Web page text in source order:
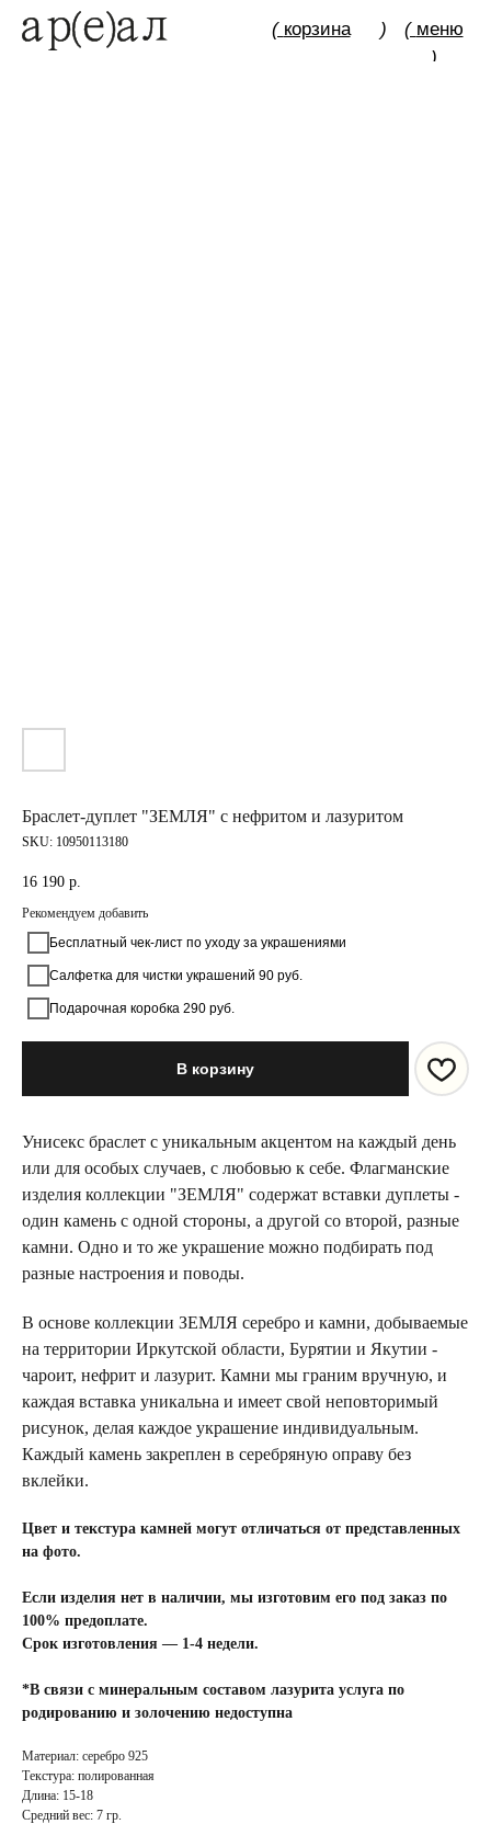
)
)
Браслет-дуплет "ЗЕМЛЯ" с нефритом и лазуритом
SKU: 10950113180
16 190 р.
Рекомендуем добавить
Бесплатный чек-лист по уходу за украшениями
Салфетка для чистки украшений 90 руб.
Подарочная коробка 290 руб.
В корзину
Унисекс браслет с уникальным акцентом на каждый день
или для особых случаев, с любовью к себе. Флагманские
изделия коллекции "ЗЕМЛЯ" содержат вставки дуплеты -
один камень с одной стороны, а другой со второй, разные
камни. Одно и то же украшение можно подбирать под
разные настроения и поводы.
В основе коллекции ЗЕМЛЯ серебро и камни, добываемые
на территории Иркутской области, Бурятии и Якутии -
чароит, нефрит и лазурит. Камни мы граним вручную, и
каждая вставка уникальна и имеет свой неповторимый
рисунок, делая каждое украшение индивидуальным.
Каждый камень закреплен в серебряную оправу без
вклейки.
Цвет и текстура камней могут отличаться от представленных
на фото.
Если изделия нет в наличии, мы изготовим его под заказ по
100% предоплате.
Срок изготовления — 1-4 недели.
*В связи с минеральным составом лазурита услуга по
родированию и золочению недоступна
Материал: серебро 925
Текстура: полированная
Длина: 15-18
Средний вес: 7 гр.